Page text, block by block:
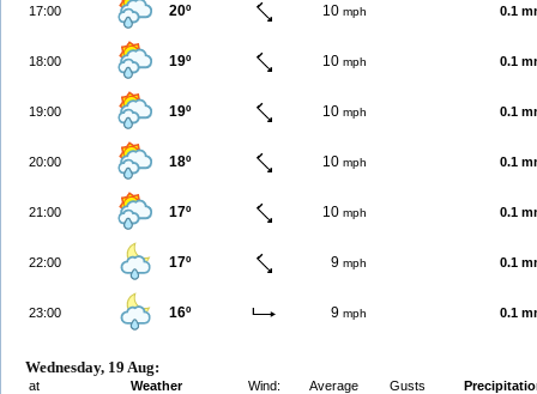
17:00 20º 10 mph 0.1
18:00 19º 10 mph 0.1
19:00 19º 10 mph 0.1
20:00 18º 10 mph 0.1
21:00 17º 10 mph 0.1
22:00 17º 9 mph 0.1
23:00 16º 9 mph 0.1
Wednesday, 19 Aug:
at Weather Wind: Average Gusts